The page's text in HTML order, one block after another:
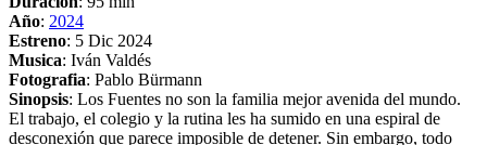
Año: 2024
Estreno: 5 Dic 2024
Musica: Iván Valdés
Fotografia: Pablo Bürmann
Sinopsis: Los Fuentes no son la familia mejor avenida del mundo.
El trabajo, el colegio y la rutina les ha sumido en una espiral de
desconexión que parece imposible de detener. Sin embargo, todo